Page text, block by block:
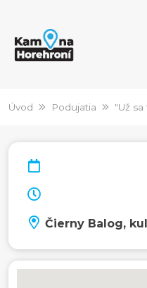
Úvod Podujatia "Už sa
Čierny Balog,